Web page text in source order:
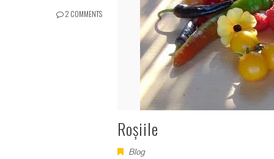
2 COMMENTS
Roșiile
Blog